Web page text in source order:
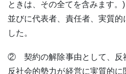
ときは、その全てを含みます。)
並びに代表者、責任者、実質的
した。
② 契約の解除事由として、反
反社会的勢力が経営に実質的